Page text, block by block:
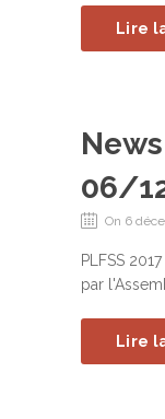
Lire
06/
On 6
PLFSS
par
Lire